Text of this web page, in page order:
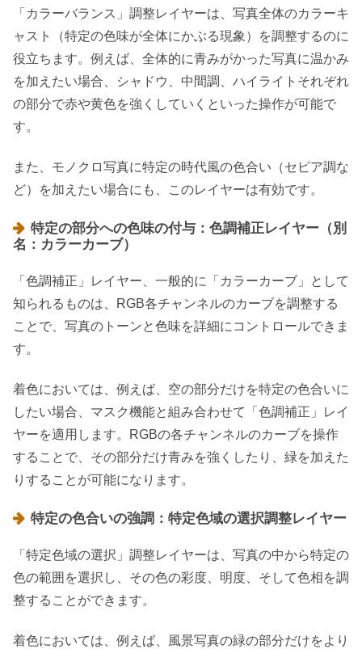
「カラーバランス」調整レイヤーは、写真全体のカラーキ
ャスト（特定の色味が全体にかぶる現象）を調整するのに
役立ちます。例えば、全体的に青みがかった写真に温かみ
を加えたい場合、シャドウ、中間調、ハイライトそれぞれ
の部分で赤や黄色を強くしていくといった操作が可能で
す。
また、モノクロ写真に特定の時代風の色合い（セピア調な
ど）を加えたい場合にも、このレイヤーは有効です。
特定の部分への色味の付与：色調補正レイヤー（別
名：カラーカーブ）
「色調補正」レイヤー、一般的に「カラーカーブ」として
知られるものは、RGB各チャンネルのカーブを調整する
ことで、写真のトーンと色味を詳細にコントロールできま
す。
着色においては、例えば、空の部分だけを特定の色合いに
したい場合、マスク機能と組み合わせて「色調補正」レイ
ヤーを適用します。RGBの各チャンネルのカーブを操作
することで、その部分だけ青みを強くしたり、緑を加えた
りすることが可能になります。
特定の色合いの強調：特定色域の選択調整レイヤー
「特定色域の選択」調整レイヤーは、写真の中から特定の
色の範囲を選択し、その色の彩度、明度、そして色相を調
整することができます。
着色においては、例えば、風景写真の緑の部分だけをより